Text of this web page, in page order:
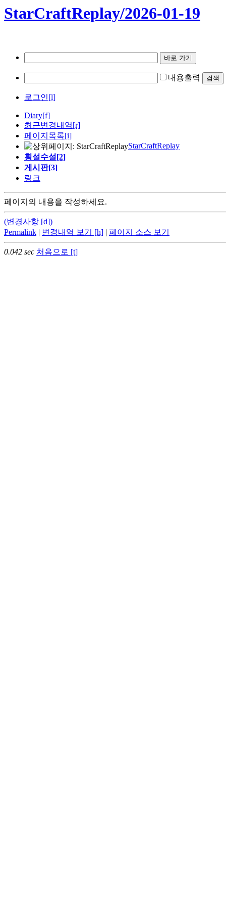
StarCraftReplay/2026-01-19
내용출력
로그인[l]
Diary[f]
최근변경내역[r]
페이지목록[i]
StarCraftReplay
횡설수설[2]
게시판[3]
링크
페이지의 내용을 작성하세요.
(변경사항 [d])
Permalink | 변경내역 보기 [h] | 페이지 소스 보기
0.042 sec 처음으로 [t]